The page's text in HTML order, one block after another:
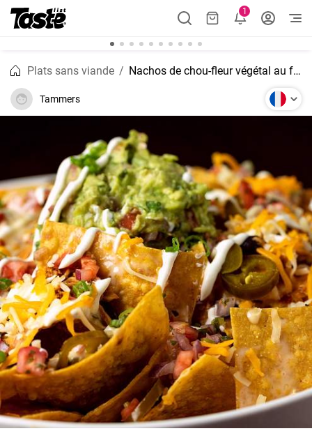
1
Plats sans viande Nachos de chou-fleur végétal au fromage et à la santé
Tammers